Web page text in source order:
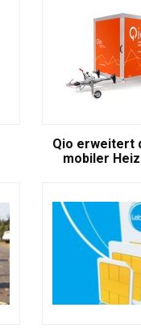
Qio erweitert
mobiler